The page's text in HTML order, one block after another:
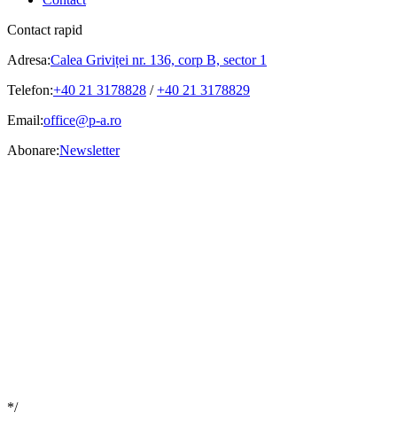
Contact rapid
Adresa:Calea Griviței nr. 136, corp B, sector 1
Telefon:+40 21 3178828 /+40 21 3178829
Email:office@p-a.ro
Abonare:Newsletter
*/